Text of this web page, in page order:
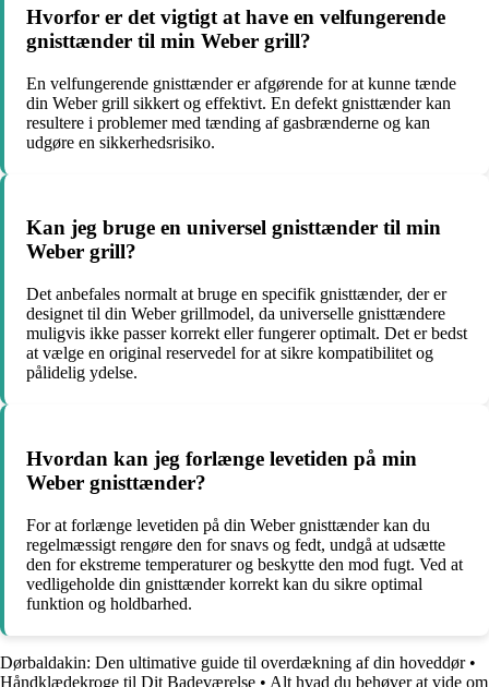
Hvorfor er det vigtigt at have en velfungerende
gnisttænder til min Weber grill?
En velfungerende gnisttænder er afgørende for at kunne tænde
din Weber grill sikkert og effektivt. En defekt gnisttænder kan
resultere i problemer med tænding af gasbrænderne og kan
udgøre en sikkerhedsrisiko.
Kan jeg bruge en universel gnisttænder til min
Weber grill?
Det anbefales normalt at bruge en specifik gnisttænder, der er
designet til din Weber grillmodel, da universelle gnisttændere
muligvis ikke passer korrekt eller fungerer optimalt. Det er bedst
at vælge en original reservedel for at sikre kompatibilitet og
pålidelig ydelse.
Hvordan kan jeg forlænge levetiden på min
Weber gnisttænder?
For at forlænge levetiden på din Weber gnisttænder kan du
regelmæssigt rengøre den for snavs og fedt, undgå at udsætte
den for ekstreme temperaturer og beskytte den mod fugt. Ved at
vedligeholde din gnisttænder korrekt kan du sikre optimal
funktion og holdbarhed.
Dørbaldakin: Den ultimative guide til overdækning af din hoveddør•
Håndklædekroge til Dit Badeværelse • Alt hvad du behøver at vide om